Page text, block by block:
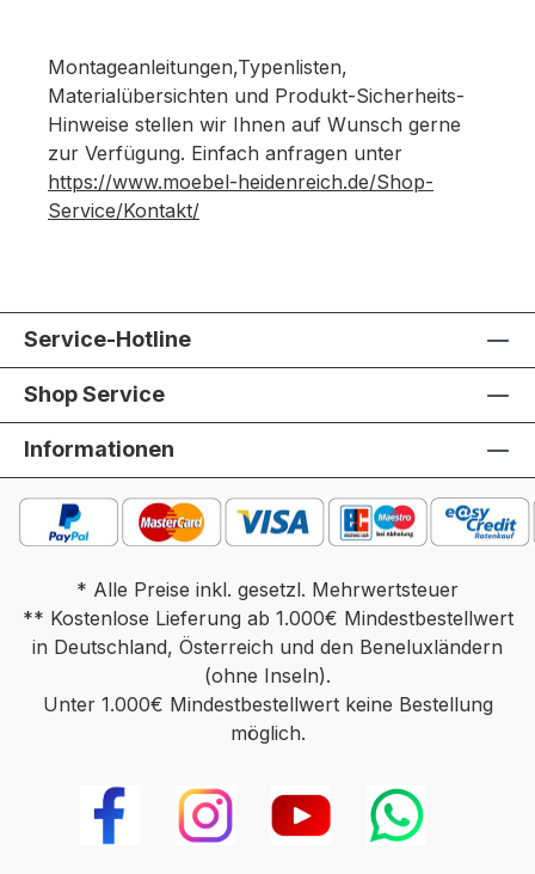
Montageanleitungen,Typenlisten,
Materialübersichten und Produkt-Sicherheits-
Hinweise stellen wir Ihnen auf Wunsch gerne
zur Verfügung. Einfach anfragen unter
https://www.moebel-heidenreich.de/Shop-
Service/Kontakt/
Service-Hotline
Shop Service
Informationen
* Alle Preise inkl. gesetzl. Mehrwertsteuer
** Kostenlose Lieferung ab 1.000€ Mindestbestellwert
in Deutschland, Österreich und den Beneluxländern
(ohne Inseln).
Unter 1.000€ Mindestbestellwert keine Bestellung
möglich.